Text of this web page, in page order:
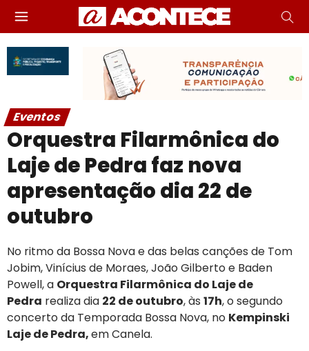
Eventos
Orquestra Filarmônica do
Laje de Pedra faz nova
apresentação dia 22 de
outubro
No ritmo da Bossa Nova e das belas canções de Tom
Jobim, Vinícius de Moraes, João Gilberto e Baden
Powell, a Orquestra Filarmônica do Laje de
Pedra realiza dia 22 de outubro, às 17h, o segundo
concerto da Temporada Bossa Nova, no Kempinski
Laje de Pedra,em Canela.